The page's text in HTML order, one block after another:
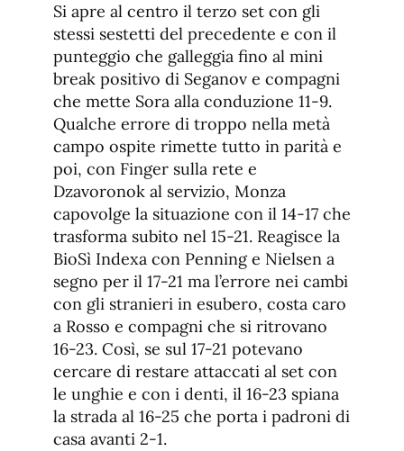
Si apre al centro il terzo set con gli
stessi sestetti del precedente e con il
punteggio che galleggia fino al mini
break positivo di Seganov e compagni
che mette Sora alla conduzione 11-9.
Qualche errore di troppo nella metà
campo ospite rimette tutto in parità e
poi, con Finger sulla rete e
Dzavoronok al servizio, Monza
capovolge la situazione con il 14-17 che
trasforma subito nel 15-21. Reagisce la
BioSì Indexa con Penning e Nielsen a
segno per il 17-21 ma l’errore nei cambi
con gli stranieri in esubero, costa caro
a Rosso e compagni che si ritrovano
16-23. Così, se sul 17-21 potevano
cercare di restare attaccati al set con
le unghie e con i denti, il 16-23 spiana
la strada al 16-25 che porta i padroni di
casa avanti 2-1.